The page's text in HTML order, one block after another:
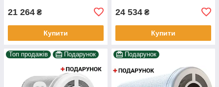
21 264 ₴
Купити
24 534 ₴
Купити
Топ продажів Подарунок Подарунок